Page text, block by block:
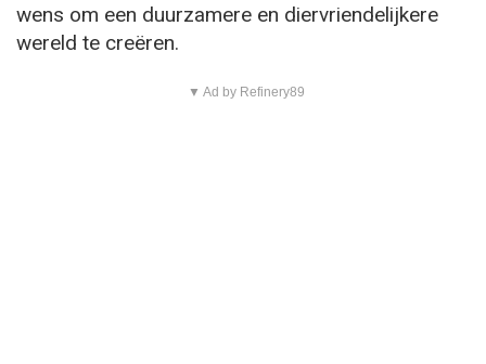
wens om een duurzamere en diervriendelijkere
wereld te creëren.
▼ Ad by Refinery89